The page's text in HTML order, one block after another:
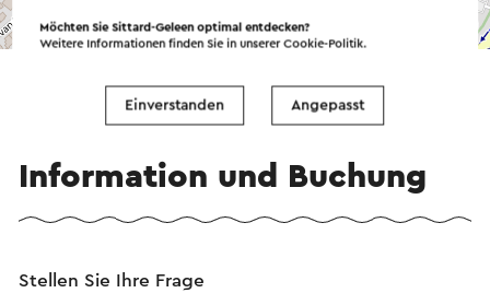
©OpenStreetMap
→ Planen Sie Ihre Route
Information und Buchung
Stellen Sie Ihre Frage
Möchten Sie Sittard-Geleen optimal entdecken?
Weitere Informationen finden Sie in unsererCookie-Politik.
Einverstanden Angepasst